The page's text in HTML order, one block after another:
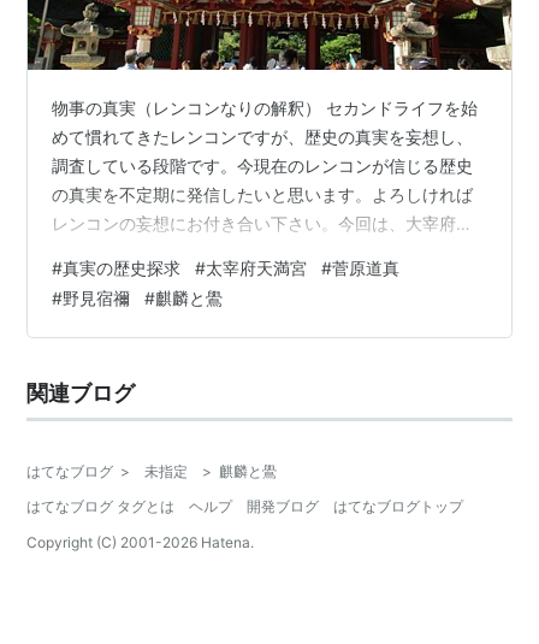
物事の真実（レンコンなりの解釈） セカンドライフを始
めて慣れてきたレンコンですが、歴史の真実を妄想し、
調査している段階です。今現在のレンコンが信じる歴史
の真実を不定期に発信したいと思います。よろしければ
レンコンの妄想にお付き合い下さい。今回は、大宰府天
た菅原道真を祭神として祀る天満宮です。 京都の北野天
満宮とともに全国天満宮の総本社で、菅原道真公の霊廟
として篤く信仰されています。 菅原道真は、5歳で和歌
ても卓越した力を持ち、33歳で学者としての最高位の
「文章博士」に任じられました。 宇多…
#真実の歴史探求 #太宰府天満宮 #菅原道真
#野見宿禰 #麒麟と鷽
関連ブログ
はてなブログ > 未指定 > 麒麟と鷽
はてなブログ タグとは
ヘルプ 開発ブログ
はてなブログトップ
Copyright (C) 2001-2026 Hatena.